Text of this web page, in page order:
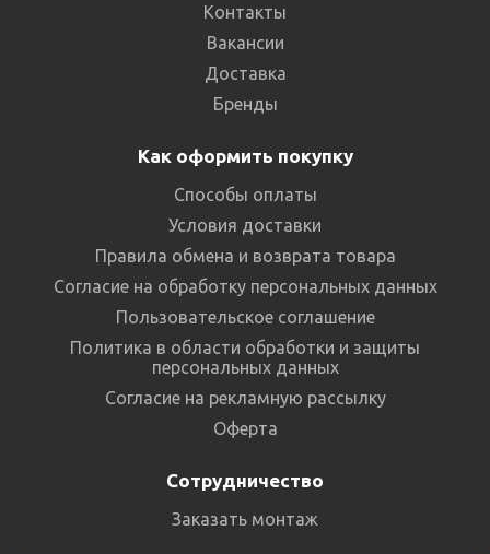
Контакты
Вакансии
Доставка
Бренды
Как оформить покупку
Способы оплаты
Условия доставки
Правила обмена и возврата товара
Согласие на обработку персональных данных
Пользовательское соглашение
Политика в области обработки и защиты
персональных данных
Согласие на рекламную рассылку
Оферта
Сотрудничество
Заказать монтаж